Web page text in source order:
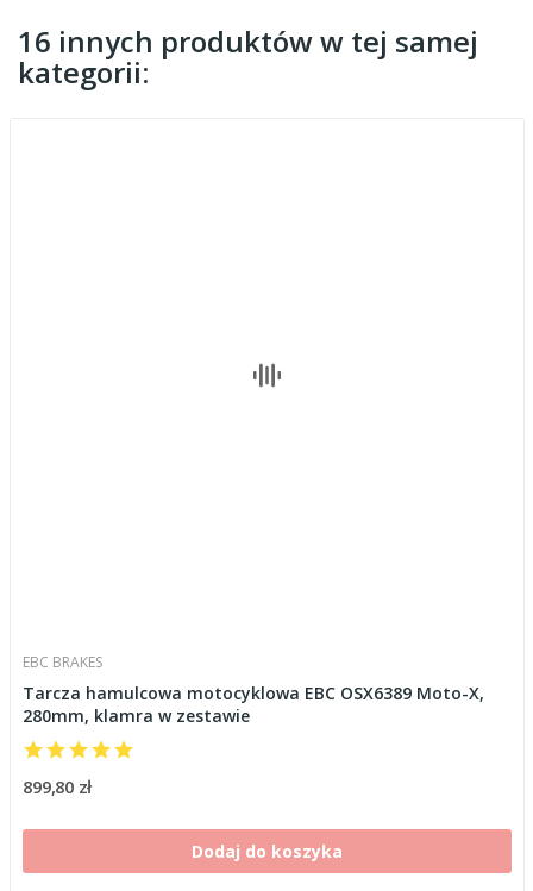
16 innych produktów w tej samej
kategorii:
EBC BRAKES
Tarcza hamulcowa motocyklowa EBC OSX6389 Moto-X,
280mm, klamra w zestawie
899,80 zł
Dodaj do koszyka